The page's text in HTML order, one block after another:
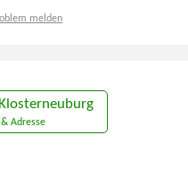
melden
Adresse